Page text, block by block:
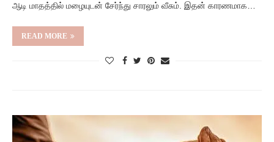
ஆடி மாதத்தில் மழையுடன் சேர்ந்து சாரலும் வீசும். இதன் காரணமாக…
READ MORE